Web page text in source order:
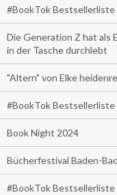
#BookTok
Die Generation Z hat als
in der Tasche durchlebt
"Altern" von Elke
#BookTok
Book Night 2024
Bücherfestival Baden-
#BookTok